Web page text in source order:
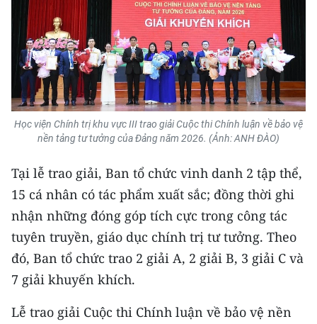
Học viện Chính trị khu vực III trao giải Cuộc thi Chính luận về bảo vệ
nền tảng tư tưởng của Đảng năm 2026. (Ảnh: ANH ĐÀO)
Tại lễ trao giải, Ban tổ chức vinh danh 2 tập thể,
15 cá nhân có tác phẩm xuất sắc; đồng thời ghi
nhận những đóng góp tích cực trong công tác
tuyên truyền, giáo dục chính trị tư tưởng. Theo
đó, Ban tổ chức trao 2 giải A, 2 giải B, 3 giải C và
7 giải khuyến khích.
Lễ trao giải Cuộc thi Chính luận về bảo vệ nền